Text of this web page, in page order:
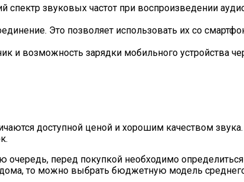
спектр звуковых частот при воспроизведении
Это позволяет использовать их со
возможность зарядки мобильного устройства
доступной ценой и хорошим качеством
перед покупкой необходимо определиться
то можно выбрать бюджетную модель